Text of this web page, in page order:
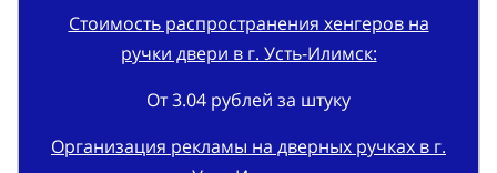
От 3.04 рублей за штуку
Организация рекламы на дверных ручках в г.